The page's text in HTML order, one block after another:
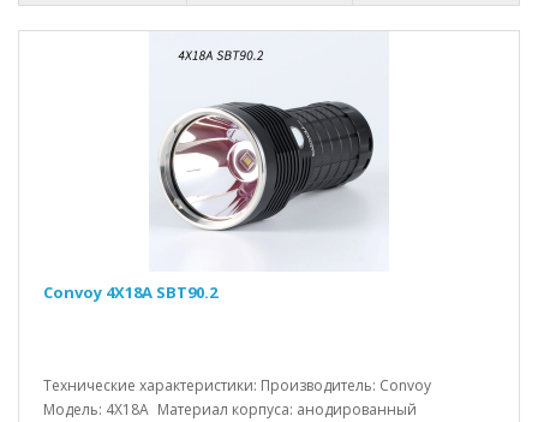
Convoy 4X18A SBT90.2
Технические характеристики: Производитель: Convoy
Модель: 4X18A Материал корпуса: анодированный